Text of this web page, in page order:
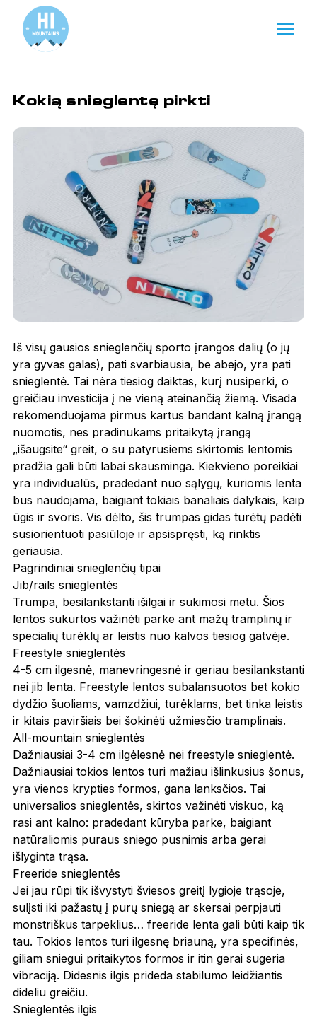
Kokią snieglentę pirkti
Iš visų gausios snieglenčių sporto įrangos dalių (o jų
yra gyvas galas), pati svarbiausia, be abejo, yra pati
snieglentė. Tai nėra tiesiog daiktas, kurį nusiperki, o
greičiau investicija į ne vieną ateinančią žiemą. Visada
rekomenduojama pirmus kartus bandant kalną įrangą
nuomotis, nes pradinukams pritaikytą įrangą
„išaugsite“ greit, o su patyrusiems skirtomis lentomis
pradžia gali būti labai skausminga. Kiekvieno poreikiai
yra individualūs, pradedant nuo sąlygų, kuriomis lenta
bus naudojama, baigiant tokiais banaliais dalykais, kaip
ūgis ir svoris. Vis dėlto, šis trumpas gidas turėtų padėti
susiorientuoti pasiūloje ir apsispręsti, ką rinktis
geriausia.
Pagrindiniai snieglenčių tipai
Jib/rails snieglentės
Trumpa, besilankstanti išilgai ir sukimosi metu. Šios
lentos sukurtos važinėti parke ant mažų tramplinų ir
specialių turėklų ar leistis nuo kalvos tiesiog gatvėje.
Freestyle snieglentės
4-5 cm ilgesnė, manevringesnė ir geriau besilankstanti
nei jib lenta. Freestyle lentos subalansuotos bet kokio
dydžio šuoliams, vamzdžiui, turėklams, bet tinka leistis
ir kitais paviršiais bei šokinėti užmiesčio tramplinais.
All-mountain snieglentės
Dažniausiai 3-4 cm ilgėlesnė nei freestyle snieglentė.
Dažniausiai tokios lentos turi mažiau išlinkusius šonus,
yra vienos krypties formos, gana lanksčios. Tai
universalios snieglentės, skirtos važinėti viskuo, ką
rasi ant kalno: pradedant kūryba parke, baigiant
natūraliomis puraus sniego pusnimis arba gerai
išlyginta trąsa.
Freeride snieglentės
Jei jau rūpi tik išvystyti šviesos greitį lygioje trąsoje,
sulįsti iki pažastų į purų sniegą ar skersai perpjauti
monstriškus tarpeklius… freeride lenta gali būti kaip tik
tau. Tokios lentos turi ilgesnę briauną, yra specifinės,
giliam sniegui pritaikytos formos ir itin gerai sugeria
vibraciją. Didesnis ilgis prideda stabilumo leidžiantis
dideliu greičiu.
Snieglentės ilgis